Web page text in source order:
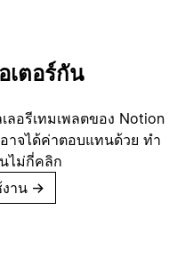
เตอร์กัน
ลอรีเทมเพลตของ Notion
าจได้ค่าตอบแทนด้วย ทำ
ไม่กี่คลิก
าน →